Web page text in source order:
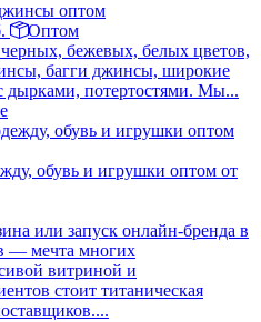
оптом
Оптом
бежевых, белых цветов,
багги джинсы, широкие
потертостями. Мы...
обувь и игрушки оптом от
или запуск онлайн-бренда в
— мечта многих
витриной и
стоит титаническая